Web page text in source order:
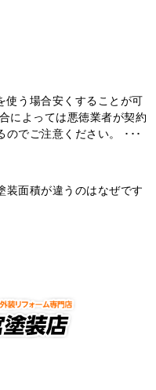
使う場合安くすることが可
によっては悪徳業者が契約
でご注意ください。 ･･･
装面積が違うのはなぜです